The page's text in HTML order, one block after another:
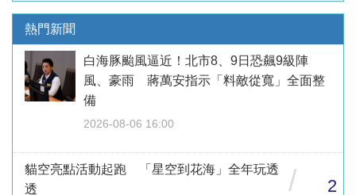
熱門新聞
白海豚颱風逼近！北市8、9日恐飆9級陣
風、豪雨 蔣萬安指示「料敵從寬」全面整
備
2026-08-06 16:00
貓空亮點活動起跑 「星空到花海」全年玩透
透
/ 2